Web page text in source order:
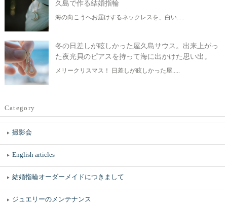
久島で作る結婚指輪
海の向こうへお届けするネックレスを、白い.....
冬の日差しが眩しかった屋久島サウス。出来上がっ
た夜光貝のピアスを持って海に出かけた思い出。
メリークリスマス！ 日差しが眩しかった屋.....
Category
撮影会
English articles
結婚指輪オーダーメイドにつきまして
ジュエリーのメンテナンス